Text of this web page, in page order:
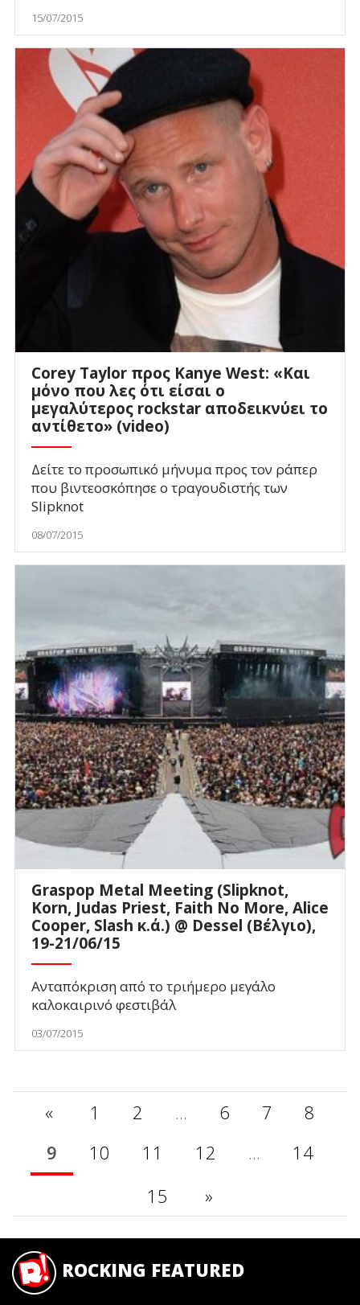
15/07/2015
Corey Taylor προς Kanye West: «Και
μόνο που λες ότι είσαι ο
μεγαλύτερος rockstar αποδεικνύει το
αντίθετο» (video)
Δείτε το προσωπικό μήνυμα προς τον ράπερ
που βιντεοσκόπησε ο τραγουδιστής των
Slipknot
08/07/2015
Graspop Metal Meeting (Slipknot,
Korn, Judas Priest, Faith No More, Alice
Cooper, Slash κ.ά.) @ Dessel (Βέλγιο),
19-21/06/15
Ανταπόκριση από το τριήμερο μεγάλο
καλοκαιρινό φεστιβάλ
03/07/2015
« 1 2 ... 6 7
8
9
10 11 12 ...
14
15
»
ROCKING FEATURED